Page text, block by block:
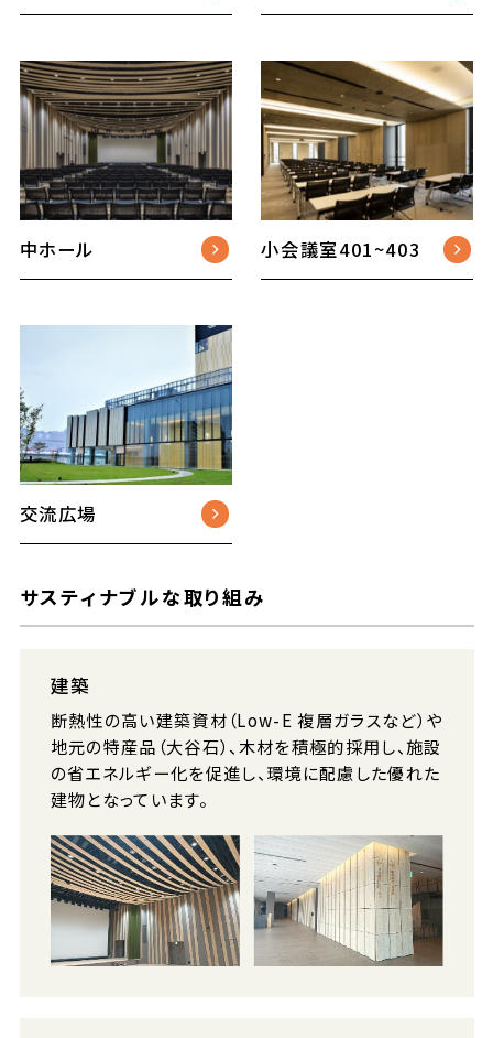
中ホール 小会議室401~403
交流広場
サスティナブルな取り組み
建築
断熱性の高い建築資材（Low-E 複層ガラスなど）や
地元の特産品（大谷石）、木材を積極的採用し、施設
の省エネルギー化を促進し、環境に配慮した優れた
建物となっています。